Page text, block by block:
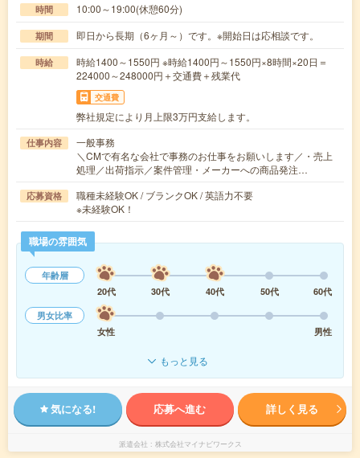
時間 10:00～19:00(休憩60分)
期間 即日から長期（6ヶ月～）です。※開始日は応相談です。
時給
時給1400～1550円 ※時給1400円～1550円×8時間×20日＝
224000～248000円＋交通費＋残業代
交通費
弊社規定により月上限3万円支給します。
仕事内容
一般事務
＼CMで有名な会社で事務のお仕事をお願いします／・売上
処理／出荷指示／案件管理・メーカーへの商品発注…
応募資格
職種未経験OK / ブランクOK / 英語力不要
※未経験OK！
職場の雰囲気
年齢層
20代
30代 40代 50代
60代
男女比率
女性
男性
もっと見る
気になる! 応募へ進む 詳しく見る
派遣会社 株式会社マイナビワークス